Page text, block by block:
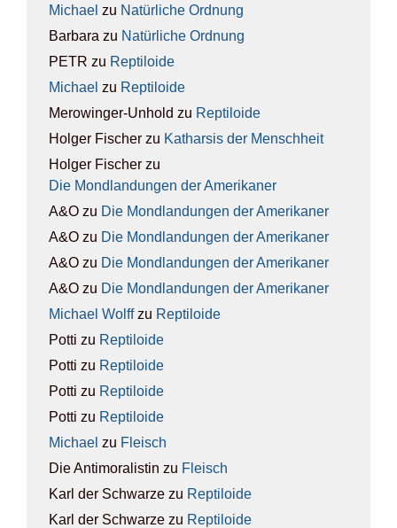
Michael zu Natür­li­che Ord­nung
Barbara zu Natür­li­che Ord­nung
PETR zu Rep­ti­lo­ide
Michael zu Rep­ti­lo­ide
Merowinger-Unhold zu Rep­ti­lo­ide
Holger Fischer zu Kathar­sis der Mensch­heit
Holger Fischer zu
Die Mond­lan­dun­gen der Ame­ri­ka­ner
A&O zu Die Mond­lan­dun­gen der Ame­ri­ka­ner
A&O zu Die Mond­lan­dun­gen der Ame­ri­ka­ner
A&O zu Die Mond­lan­dun­gen der Ame­ri­ka­ner
A&O zu Die Mond­lan­dun­gen der Ame­ri­ka­ner
Michael Wolffzu Rep­ti­lo­ide
Potti zu Rep­ti­lo­ide
Potti zu Rep­ti­lo­ide
Potti zu Rep­ti­lo­ide
Potti zu Rep­ti­lo­ide
Michael zu Fleisch
Die Antimoralistin zu Fleisch
Karl der Schwarze zu Rep­ti­lo­ide
Karl der Schwarze zu Rep­ti­lo­ide